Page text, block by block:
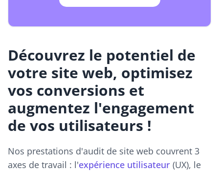
Découvrez le potentiel de
votre site web, optimisez
vos conversions et
augmentez l'engagement
de vos utilisateurs !
Nos prestations d'audit de site web couvrent 3
axes de travail : l'expérience utilisateur (UX), le